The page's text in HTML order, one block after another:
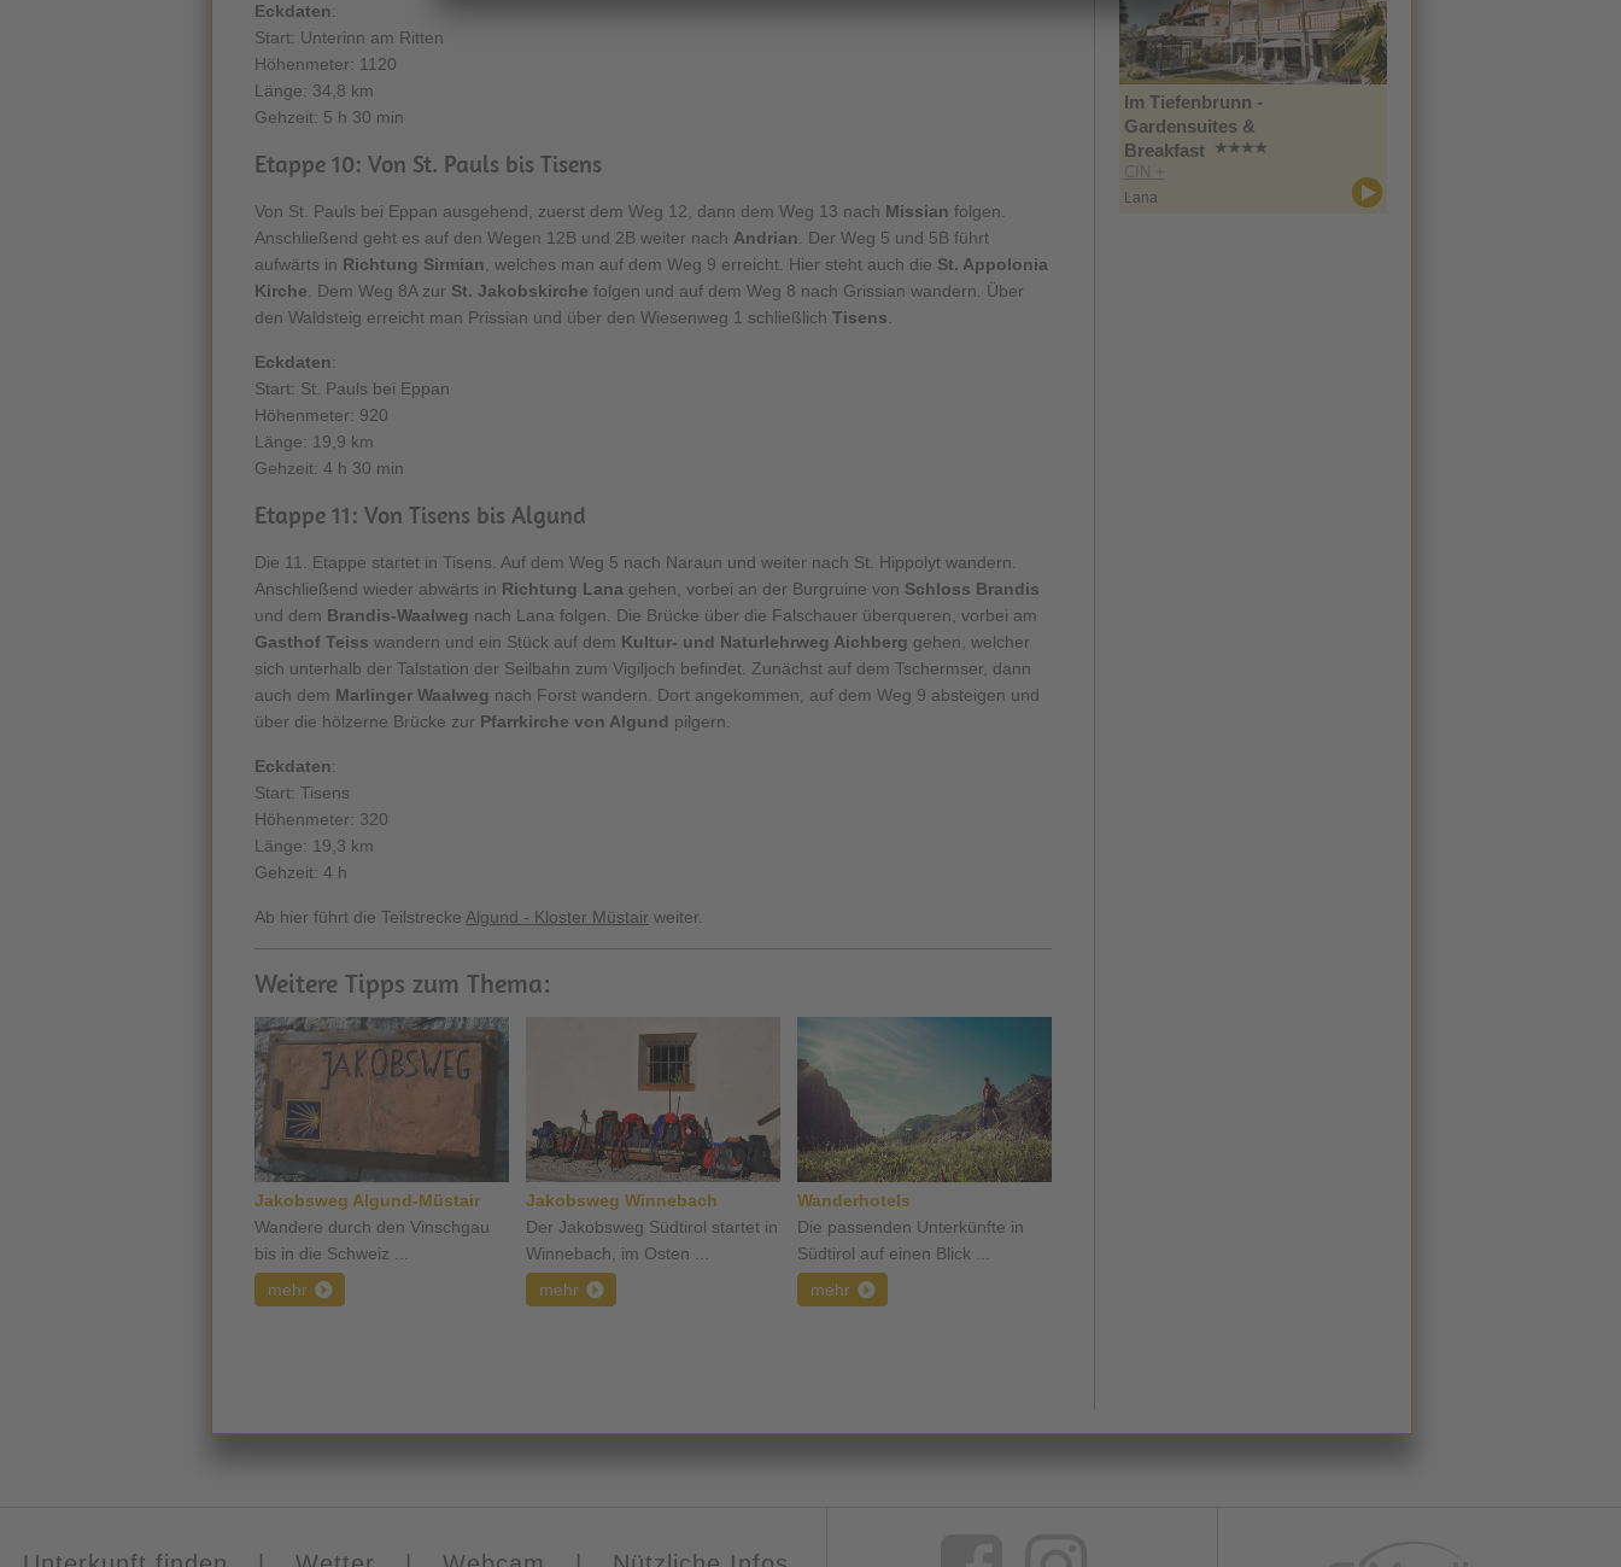
Eckdaten:
Start: Unterinn am Ritten
Höhenmeter: 1120
Länge: 34,8 km
Gehzeit: 5 h 30 min
Etappe 10: Von St. Pauls bis Tisens
Von St. Pauls bei Eppan ausgehend, zuerst dem Weg 12, dann dem Weg 13 nach Missian folgen.
Anschließend geht es auf den Wegen 12B und 2B weiter nach Andrian . Der Weg 5 und 5B führt
aufwärts in Richtung Sirmian , welches man auf dem Weg 9 erreicht. Hier steht auch die St. Appolonia
Kirche . Dem Weg 8A zur St. Jakobskirche folgen und auf dem Weg 8 nach Grissian wandern. Über
den Waldsteig erreicht man Prissian und über den Wiesenweg 1 schließlich Tisens
Eckdaten:
Start: St. Pauls bei Eppan
Höhenmeter: 920
Länge: 19,9 km
Gehzeit: 4 h 30 min
Etappe 11: Von Tisens bis Algund
Die 11. Etappe startet in Tisens. Auf dem Weg 5 nach Naraun und weiter nach St. Hippolyt wandern.
Anschließend wieder abwärts in Richtung Lana gehen, vorbei an der Burgruine von Schloss Brandis
und dem Brandis-Waalweg nach Lana folgen. Die Brücke über die Falschauer überqueren, vorbei am
Gasthof Teiss wandern und ein Stück auf dem Kultur- und Naturlehrweg Aichberg gehen, welcher
sich unterhalb der Talstation der Seilbahn zum Vigiljoch befindet. Zunächst auf dem Tschermser, dann
auch dem Marlinger Waalweg nach Forst wandern. Dort angekommen, auf dem Weg 9 absteigen und
über die hölzerne Brücke zur Pfarrkirche von Algund pilgern.
Eckdaten:
Start: Tisens
Höhenmeter: 320
Länge: 19,3 km
Gehzeit: 4 h
Ab hier führt die Teilstrecke Algund - Kloster Müstair weiter.
Weitere Tipps zum Thema:
Jakobsweg Algund-Müstair
Wandere durch den Vinschgau
bis in die Schweiz ...
mehr
Jakobsweg Winnebach
Der Jakobsweg Südtirol startet in
Winnebach, im Osten ...
mehr
Wanderhotels
Die passenden Unterkünfte in
Südtirol auf einen Blick ...
mehr
Im Tiefenbrunn -
Gardensuites &
Breakfast
CIN +
Lana